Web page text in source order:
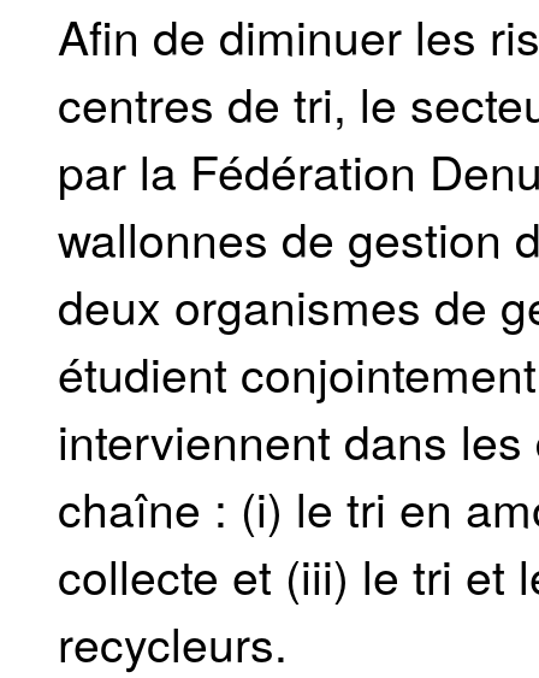
Afin de diminuer les
centres de tri, le
par la Fédération
wallonnes de gestion
deux organismes de
étudient
interviennent dans
chaîne : (i) le tri en
collecte et (iii) le tri et
recycleurs.